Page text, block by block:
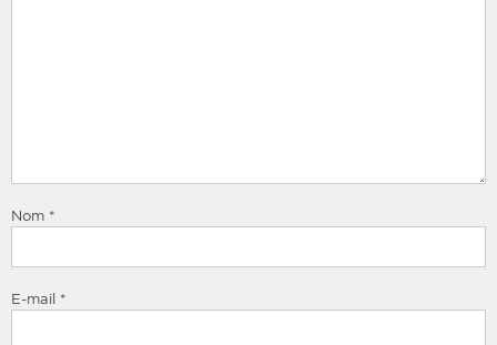
Nom *
E-mail *